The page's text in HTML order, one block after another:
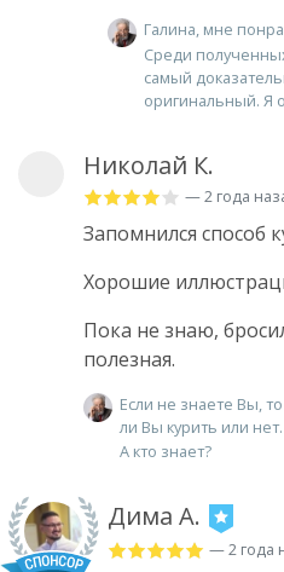
Галина, мне
Среди
самый
оригинальный. Я
Николай К.
— 2 года
Запомнился способ
Хорошие
Пока не знаю,
полезная.
Если не знаете Вы,
ли Вы курить или нет.
А кто знает?
Дима А.
— 2 года